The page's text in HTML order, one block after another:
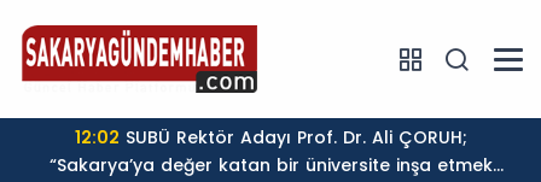
12:02
“Sakarya’ya değer katan bir üniversite inşa etmek